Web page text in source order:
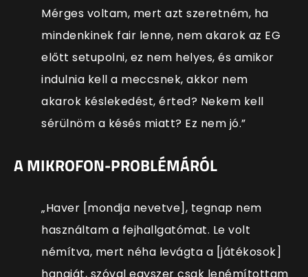
Mérges voltam, mert azt szeretném, ha
mindenkinek fair lenne, nem akarok az EG
előtt setupolni, ez nem helyes, és amikor
indulnia kell a meccsnek, akkor nem
akarok késlekedést, érted? Nekem kell
sérülnöm a késés miatt? Ez nem jó.”
A MIKROFON-PROBLÉMÁRÓL
„Haver [mondja nevetve], tegnap nem
használtam a fejhallgatómat. Le volt
némítva, mert néha levágta a [játékosok]